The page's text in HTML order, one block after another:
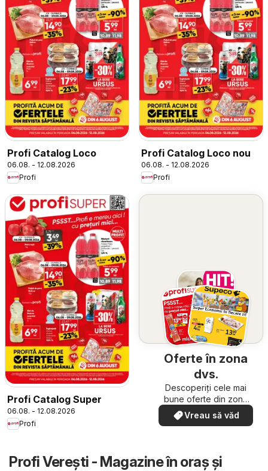
Profi Catalog Loco
06.08. - 12.08.2026
Profi
Profi Catalog Loco nou
06.08. - 12.08.2026
Profi
Profi Catalog Super
06.08. - 12.08.2026
Profi
Oferte în zona
dvs.
Descoperiți cele mai
bune oferte din zona
dumneavoastră
Vreau să văd
Profi Vereşti - Magazine în oraş şi